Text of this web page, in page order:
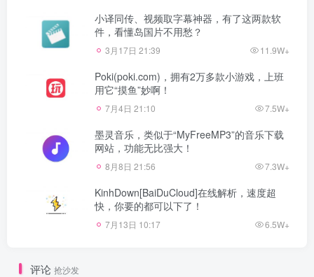
小译同传、视频取字幕神器，有了这两款软
件，看懂岛国片不用愁？
3月17日 21:39 11.9W+
Poki(poki.com)，拥有2万多款小游戏，上班
用它“摸鱼”妙啊！
7月4日 21:10 7.5W+
墨灵音乐，类似于“MyFreeMP3”的音乐下载
网站，功能无比强大！
8月8日 21:56 7.3W+
KinhDown[BaiDuCloud]在线解析，速度超
快，你要的都可以下了！
7月13日 10:17 6.5W+
评论 抢沙发